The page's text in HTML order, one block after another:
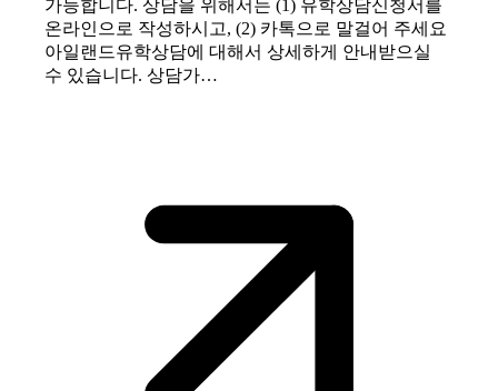
가능합니다. 상담을 위해서는 (1) 유학상담신청서를
온라인으로 작성하시고, (2) 카톡으로 말걸어 주세요
아일랜드유학상담에 대해서 상세하게 안내받으실
수 있습니다. 상담가…